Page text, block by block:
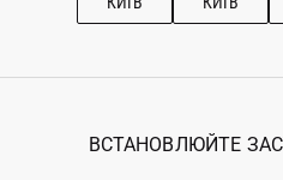
ВСТАНОВЛЮЙТЕ